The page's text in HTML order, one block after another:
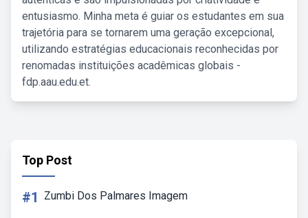
entusiasmo. Minha meta é guiar os estudantes em sua
trajetória para se tornarem uma geração excepcional,
utilizando estratégias educacionais reconhecidas por
renomadas instituições acadêmicas globais -
fdp.aau.edu.et.
Top Post
#1 Zumbi Dos Palmares Imagem